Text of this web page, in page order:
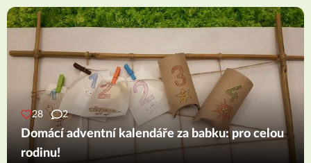
28 2
Domácí adventní kalendáře za babku: pro celou
rodinu!